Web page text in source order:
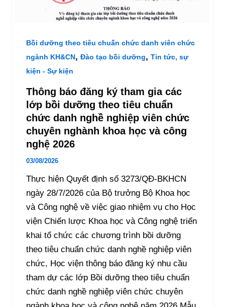
Bồi dưỡng theo tiêu chuấn chức danh viên chức
ngành KH&CN, Đào tạo bồi dưỡng, Tin tức, sự
kiện - Sự kiện
Thông báo đăng ký tham gia các
lớp bồi dưỡng theo tiêu chuẩn
chức danh nghề nghiệp viên chức
chuyên nghành khoa học và công
nghệ 2026
03/08/2026
Thực hiện Quyết định số 3273/QĐ-BKHCN
ngày 28/7/2026 của Bộ trưởng Bộ Khoa học
và Công nghệ về việc giao nhiệm vụ cho Học
viện Chiến lược Khoa học và Công nghệ triển
khai tổ chức các chương trình bồi dưỡng
theo tiêu chuẩn chức danh nghề nghiệp viên
chức, Học viện thông báo đăng ký nhu cầu
tham dự các lớp Bồi dưỡng theo tiêu chuẩn
chức danh nghề nghiệp viên chức chuyên